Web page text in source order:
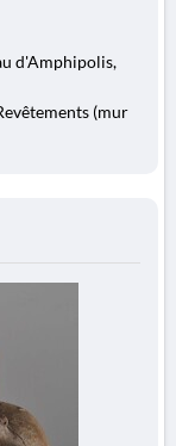
d'Amphipolis,
(mur